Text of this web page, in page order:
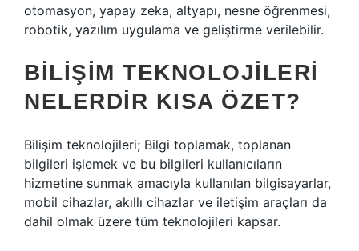
otomasyon, yapay zeka, altyapı, nesne öğrenmesi,
robotik, yazılım uygulama ve geliştirme verilebilir.
BILIŞIM TEKNOLOJILERI
NELERDIR KISA ÖZET?
Bilişim teknolojileri; Bilgi toplamak, toplanan
bilgileri işlemek ve bu bilgileri kullanıcıların
hizmetine sunmak amacıyla kullanılan bilgisayarlar,
mobil cihazlar, akıllı cihazlar ve iletişim araçları da
dahil olmak üzere tüm teknolojileri kapsar.